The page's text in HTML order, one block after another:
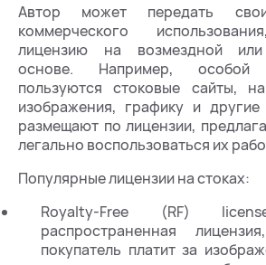
Автор может передать
коммерческого
лицензию на возмездной или
основе. Например, особой
пользуются стоковые сайты,
изображения, графику и
размещают по лицензии,
легально воспользоваться их
Популярные лицензии на стоках:
Royalty-Free (RF)
распространенная
покупатель платит за